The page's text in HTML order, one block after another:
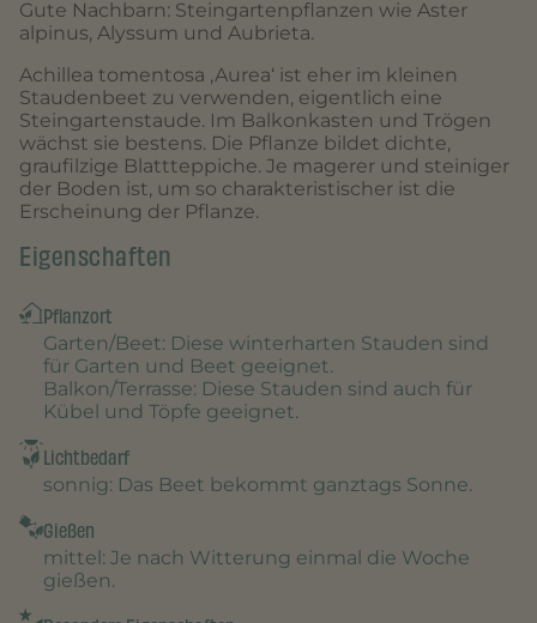
Gute Nachbarn: Steingartenpflanzen wie Aster
alpinus, Alyssum und Aubrieta.
Achillea tomentosa ‚Aurea‘ ist eher im kleinen
Staudenbeet zu verwenden, eigentlich eine
Steingartenstaude. Im Balkonkasten und Trögen
wächst sie bestens. Die Pflanze bildet dichte,
graufilzige Blattteppiche. Je magerer und steiniger
der Boden ist, um so charakteristischer ist die
Erscheinung der Pflanze.
Eigenschaften
Pflanzort
Garten/Beet: Diese winterharten Stauden sind
für Garten und Beet geeignet.
Balkon/Terrasse: Diese Stauden sind auch für
Kübel und Töpfe geeignet.
Lichtbedarf
sonnig: Das Beet bekommt ganztags Sonne.
Gießen
mittel: Je nach Witterung einmal die Woche
gießen.